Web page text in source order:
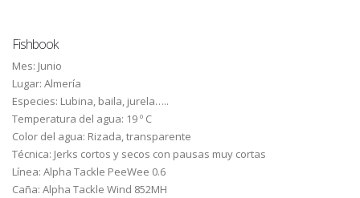
Fishbook
Mes: Junio
Lugar: Almería
Especies: Lubina, baila, jurela…..
Temperatura del agua: 19 º C
Color del agua: Rizada, transparente
Técnica: Jerks cortos y secos con pausas muy cortas
Línea: Alpha Tackle PeeWee 0.6
Caña: Alpha Tackle Wind 852MH